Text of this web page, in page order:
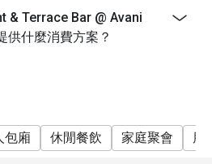
corner
& Terrace Bar @ Avani
供什麼消費方案？
包廂 休閒餐飲 家庭聚會 朋